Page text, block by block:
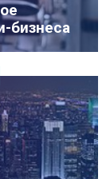
бизнеса